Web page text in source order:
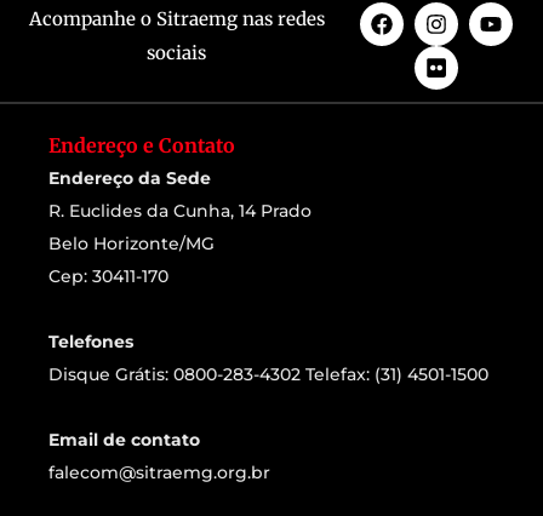
Acompanhe o Sitraemg nas redes
sociais
Endereço e Contato
Endereço da Sede
R. Euclides da Cunha, 14 Prado
Belo Horizonte/MG
Cep: 30411-170
Telefones
Disque Grátis: 0800-283-4302 Telefax: (31) 4501-1500
Email de contato
falecom@sitraemg.org.br